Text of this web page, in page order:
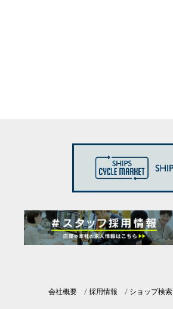
会社概要 採用情報 ショップ検索